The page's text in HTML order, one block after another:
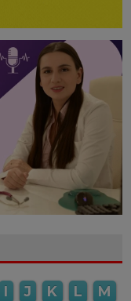
I J K L
M